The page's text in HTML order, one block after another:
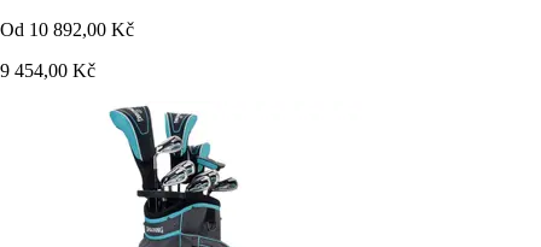
Od 10 892,00 Kč
9 454,00 Kč